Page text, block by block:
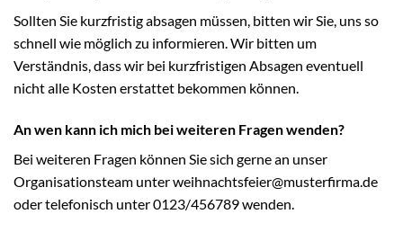
Sollten Sie kurzfristig absagen müssen, bitten wir Sie, uns so
schnell wie möglich zu informieren. Wir bitten um
Verständnis, dass wir bei kurzfristigen Absagen eventuell
nicht alle Kosten erstattet bekommen können.
An wen kann ich mich bei weiteren Fragen wenden?
Bei weiteren Fragen können Sie sich gerne an unser
Organisationsteam unter weihnachtsfeier@musterfirma.de
oder telefonisch unter 0123/456789 wenden.